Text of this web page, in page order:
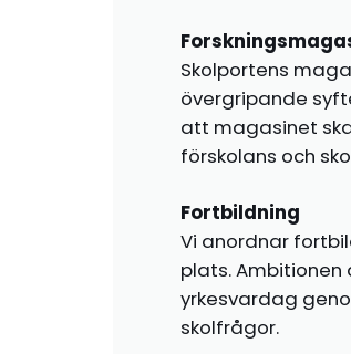
Skolportens
övergripande
att magasinet
förskolans och
Fortbildning
Vi anordnar
plats.
yrkesvardag
skolfrågor.